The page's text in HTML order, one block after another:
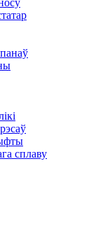
сплаву